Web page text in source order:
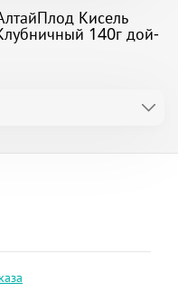
Кисель
140г дой-